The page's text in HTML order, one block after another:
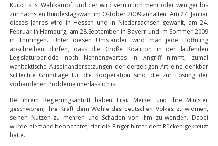
Kurz: Es ist Wahlkampf, und der wird vermutlich mehr oder weniger bis
zur nächsten Bundestagswahl im Oktober 2009 anhalten. Am 27. Januar
dieses Jahres wird in Hessen und in Niedersachsen gewählt, am 24.
Februar in Hamburg, am 28.September in Bayern und im Sommer 2009
in Thüringen. Unter diesen Umständen wird man jede Hoffnung
abschreiben dürfen, dass die Große Koalition in der laufenden
Legislaturperiode noch Nennenswertes in Angriff nimmt, zumal
wahltaktische Auseinandersetzungen der derzeitigen Art eine denkbar
schlechte Grundlage für die Kooperation sind, die zur Lösung der
vorhandenen Probleme unerlässlich ist.
Bei ihrem Regierungsantritt haben Frau Merkel und ihre Minister
geschworen, ihre Kraft dem Wohle des deutschen Volkes zu widmen,
seinen Nutzen zu mehren und Schaden von ihm zu wenden. Dabei
wurde niemand beobachtet, der die Finger hinter dem Rücken gekreuzt
hätte.